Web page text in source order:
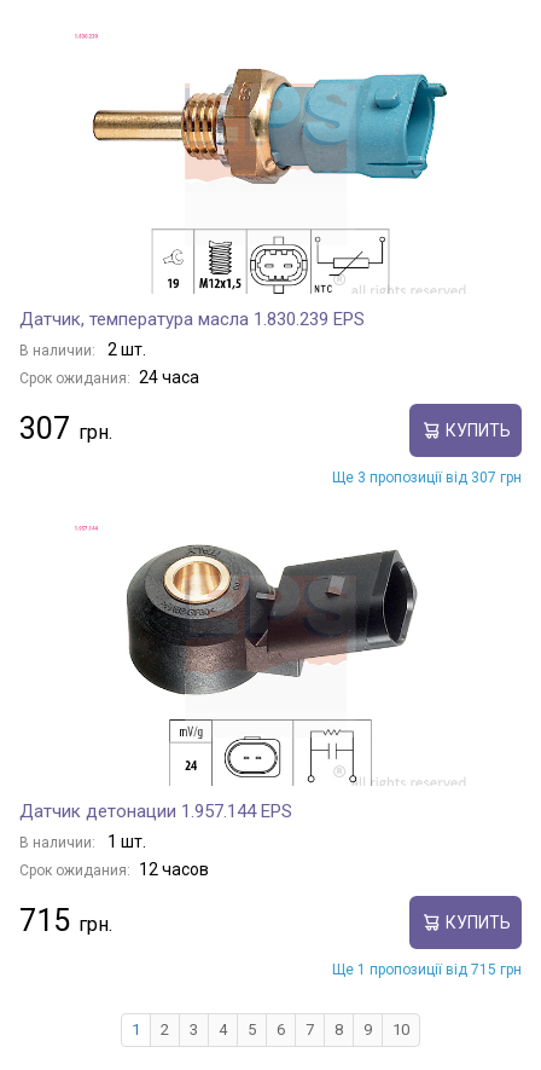
Датчик, температура масла 1.830.239 EPS
В наличии: 2 шт.
Срок ожидания: 24 часа
307 КУПИТЬ
Ще 3 пропозиції від 307 грн
Датчик детонации 1.957.144 EPS
В наличии: 1 шт.
Срок ожидания: 12 часов
715 КУПИТЬ
Ще 1 пропозиції від 715 грн
1 2 3 4 5 6 7 8 9 10